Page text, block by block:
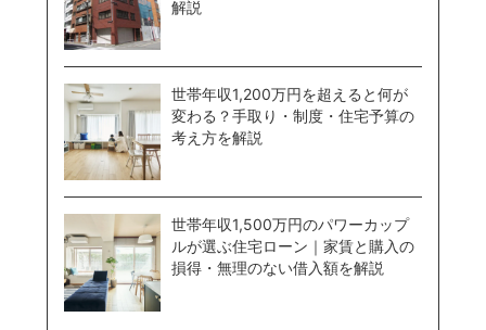
解説
世帯年収1,200万円を超えると何が
変わる？手取り・制度・住宅予算の
考え方を解説
世帯年収1,500万円のパワーカップ
ルが選ぶ住宅ローン｜家賃と購入の
損得・無理のない借入額を解説